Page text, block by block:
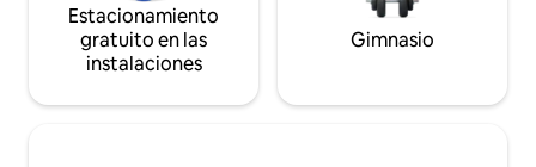
Estacionamiento
gratuito en las
instalaciones
Gimnasio